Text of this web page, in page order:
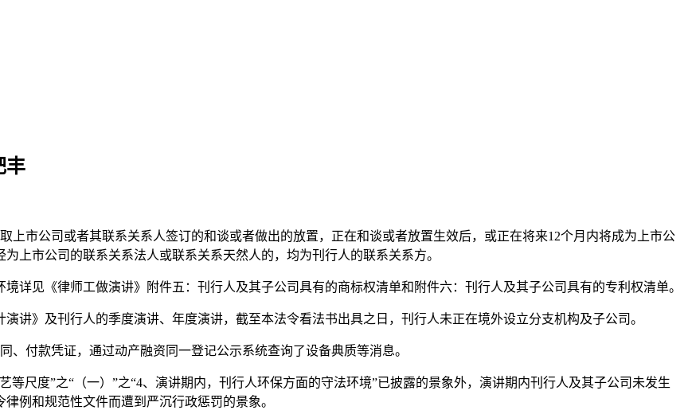
丰
市公司或者其联系关系人签订的和谈或者做出的放置，正在和谈或者放置生效后，或正在将来12个月内将成为上市公
上市公司的联系关系法人或联系关系天然人的，均为刊行人的联系关系方。
见《律师工做演讲》附件五：刊行人及其子公司具有的商标权清单和附件六：刊行人及其子公司具有的专利权清单。
》及刊行人的季度演讲、年度演讲，截至本法令看法书出具之日，刊行人未正在境外设立分支机构及子公司。
付款凭证，通过动产融资同一登记公示系统查询了设备典质等消息。
度”之“（一）”之“4、演讲期内，刊行人环保方面的守法环境”已披露的景象外，演讲期内刊行人及其子公司未发生
例和规范性文件而遭到严沉行政惩罚的景象。